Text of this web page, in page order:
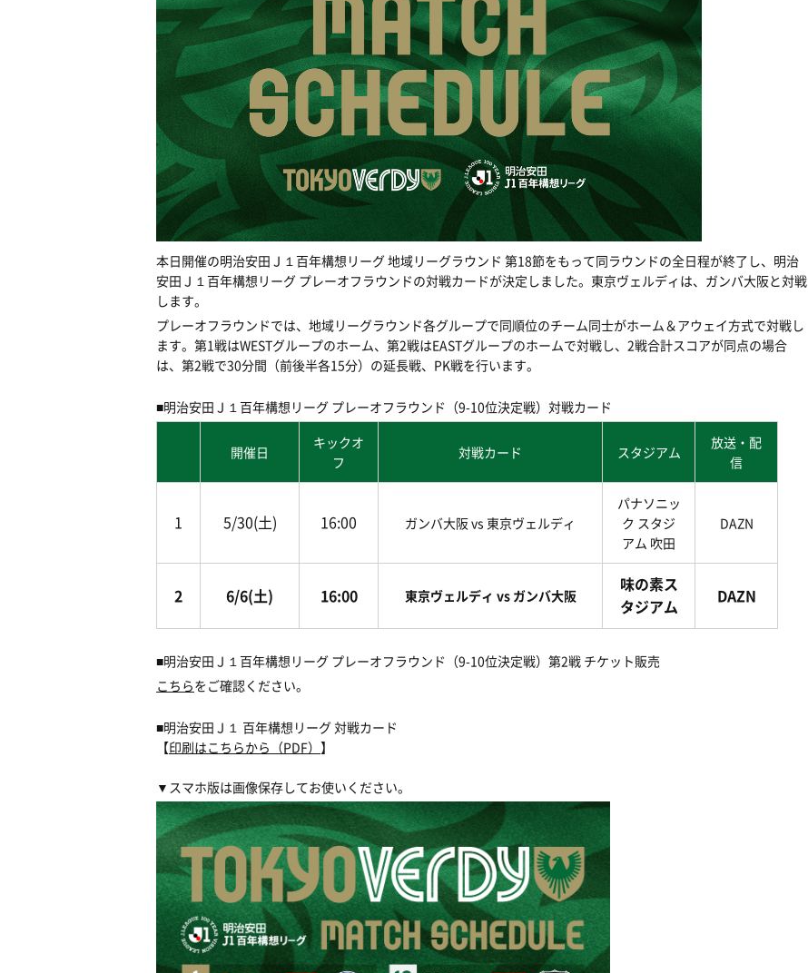
本日開催の明治安田Ｊ１百年構想リーグ 地域リーグラウンド 第18節をもって同ラウンドの全日程が終了し、明治
安田Ｊ１百年構想リーグ プレーオフラウンドの対戦カードが決定しました。東京ヴェルディは、ガンバ大阪と対戦
します。
プレーオフラウンドでは、地域リーグラウンド各グループで同順位のチーム同士がホーム＆アウェイ方式で対戦し
ます。第1戦はWESTグループのホーム、第2戦はEASTグループのホームで対戦し、2戦合計スコアが同点の場合
は、第2戦で30分間（前後半各15分）の延長戦、PK戦を行います。
■明治安田Ｊ１百年構想リーグ プレーオフラウンド（9-10位決定戦）対戦カード
開催日
キックオ
フ
対戦カード スタジアム
放送・配
信
1 5/30(土) 16:00 ガンバ大阪 vs 東京ヴェルディ
パナソニッ
ク スタジ
アム 吹田
DAZN
2 6/6(土) 16:00 東京ヴェルディ vs ガンバ大阪
味の素ス
タジアム
DAZN
■明治安田Ｊ１百年構想リーグ プレーオフラウンド（9-10位決定戦）第2戦 チケット販売
こちらをご確認ください。
■明治安田Ｊ１ 百年構想リーグ 対戦カード
【印刷はこちらから（PDF） 】
▼スマホ版は画像保存してお使いください。